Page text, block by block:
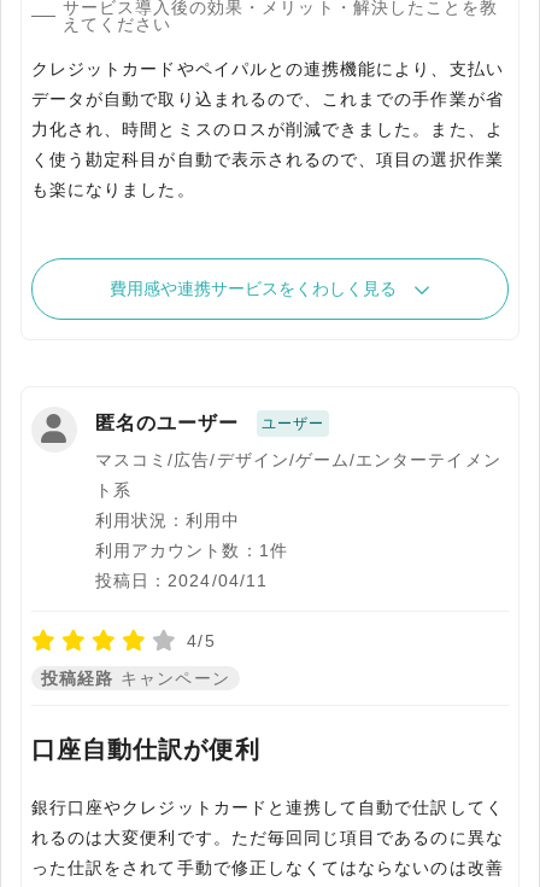
サービス導入後の効果・メリット・解決したことを教
えてください
クレジットカードやペイパルとの連携機能により、支払い
データが自動で取り込まれるので、これまでの手作業が省
力化され、時間とミスのロスが削減できました。また、よ
く使う勘定科目が自動で表示されるので、項目の選択作業
も楽になりました。
費用感や連携サービスをくわしく見る
匿名のユーザー ユーザー
マスコミ/広告/デザイン/ゲーム/エンターテイメン
ト系
利用状況：利用中
利用アカウント数：1件
投稿日：2024/04/11
4/5
投稿経路 キャンペーン
口座自動仕訳が便利
銀行口座やクレジットカードと連携して自動で仕訳してく
れるのは大変便利です。ただ毎回同じ項目であるのに異な
った仕訳をされて手動で修正しなくてはならないのは改善